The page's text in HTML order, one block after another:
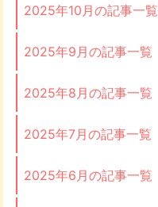
2025年10月の記事一覧
2025年9月の記事一覧
2025年8月の記事一覧
2025年7月の記事一覧
2025年6月の記事一覧